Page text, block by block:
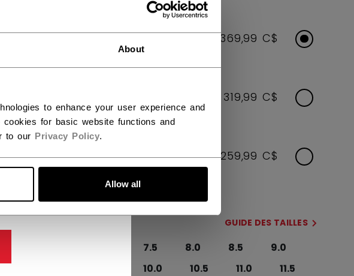
About
to enhance your user experience and
for basic website functions and
to our Privacy Policy.
Allow all
SENIOR 369,99 C$
Option de taille: 4.0-6.5
319,99 C$
JUNIOR 259,99 C$
GUIDE DES TAILLES
7.5 8.0 8.5
9.0
10.0 10.5 11.0 11.5